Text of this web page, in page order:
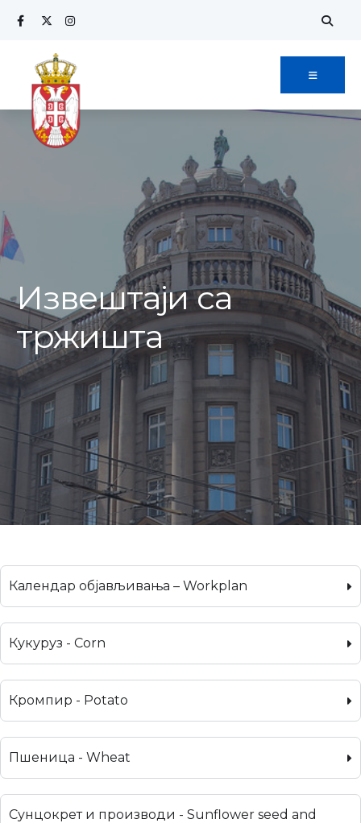
Извештаји са
тржишта
Календар објављивања – Workplan
Кукуруз - Corn
Кромпир - Potato
Пшеница - Wheat
Сунцокрет и производи - Sunflower seed and